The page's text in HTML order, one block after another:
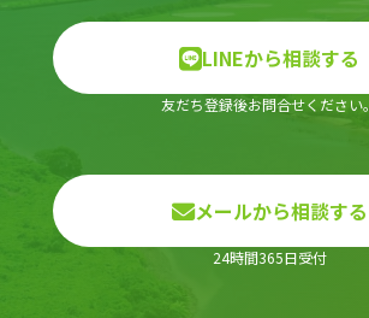
LINEから相談する
友だち登録後お問合せください。
メールから相談する
24時間365日受付